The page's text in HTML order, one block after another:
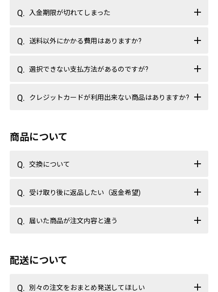
入金期限が切れてしまった
送料以外にかかる費用はありますか?
選択できない支払方法があるのですが?
クレジットカードが利用出来ない商品はありますか?
商品について
交換について
受け取り後に返品したい（返金希望)
届いた商品が注文内容と違う
配送について
別々の注文をおまとめ発送してほしい